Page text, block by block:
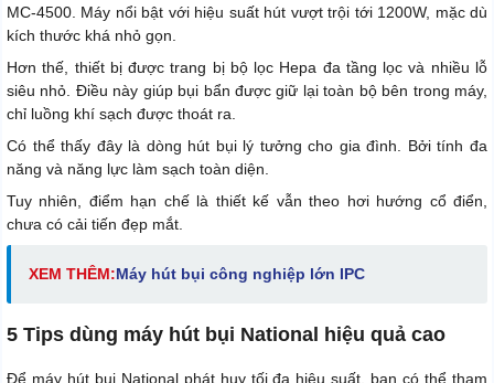
MC-4500. Máy nổi bật với hiệu suất hút vượt trội tới 1200W, mặc dù
kích thước khá nhỏ gọn.
Hơn thế, thiết bị được trang bị bộ lọc Hepa đa tầng lọc và nhiều lỗ
siêu nhỏ. Điều này giúp bụi bẩn được giữ lại toàn bộ bên trong máy,
chỉ luồng khí sạch được thoát ra.
Có thể thấy đây là dòng hút bụi lý tưởng cho gia đình. Bởi tính đa
năng và năng lực làm sạch toàn diện.
Tuy nhiên, điểm hạn chế là thiết kế vẫn theo hơi hướng cổ điển,
chưa có cải tiến đẹp mắt.
XEM THÊM:Máy hút bụi công nghiệp lớn IPC
5 Tips dùng máy hút bụi National hiệu quả cao
Để máy hút bụi National phát huy tối đa hiệu suất, bạn có thể tham